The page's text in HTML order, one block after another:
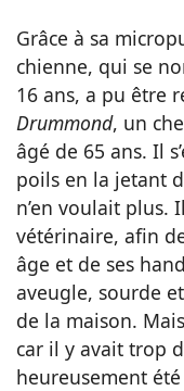
Grâce à sa
chienne, qui se
16 ans, a pu être
Drummond, un
âgé de 65 ans. Il
poils en la jetant
n’en voulait plus.
vétérinaire, afin de
âge et de ses
aveugle, sourde
de la maison.
car il y avait trop
heureusement